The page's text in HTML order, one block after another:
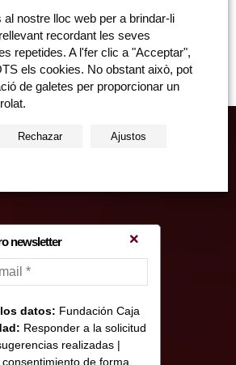
o virtut de l'olfacte, una performance en
19.30 hores, Sala San Miguel de la
Casa Abadía
Castelló de la Plana
964 231 550
newsletter
datos: Fundación Caja
Responder a la solicitud
realizadas |
consentimiento de forma
al nostre lloc web per a brindar-li
recordant les seves
repetides. A l'fer clic a "Acceptar",
els cookies. No obstant això, pot
de galetes per proporcionar un
Rechazar Ajustos